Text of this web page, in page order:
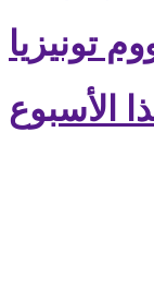
تونيزيا
الأسبوع